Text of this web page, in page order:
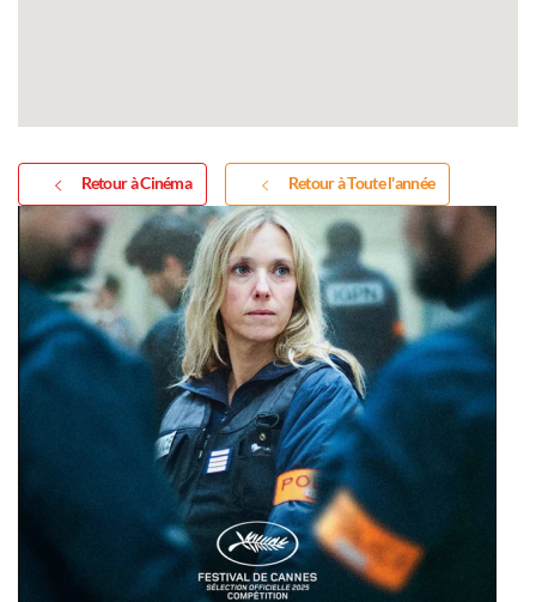
Retour à Cinéma Retour à Toute l'année